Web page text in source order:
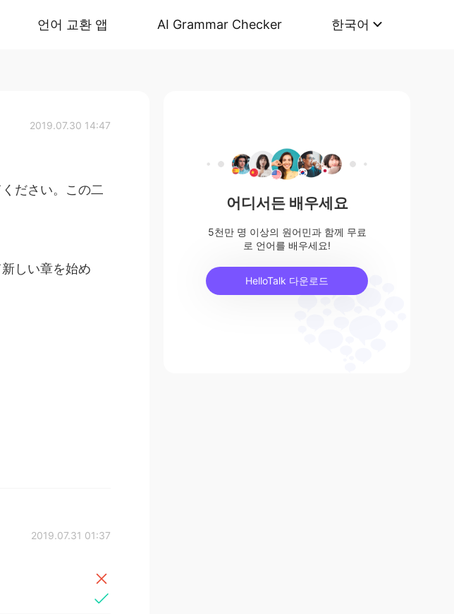
언어 교환 앱 AI Grammar Checker 한국어
2019.07.30 14:47
ださい。この二
しい章を始め
2019.07.31 01:37
어디서든 배우세요
5천만 명 이상의 원어민과 함께 무료
로 언어를 배우세요!
HelloTalk 다운로드